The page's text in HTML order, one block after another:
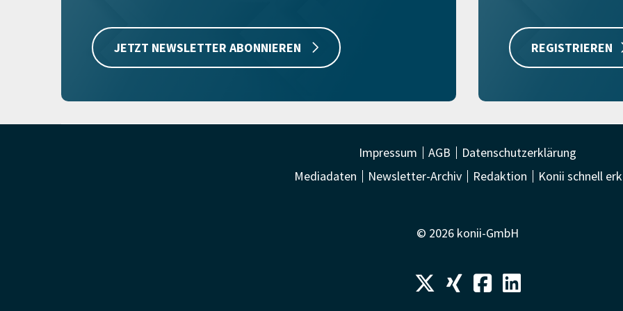
JETZT NEWSLETTER ABONNIEREN REGISTRIEREN
Impressum AGB
Datenschutzerklärung
Mediadaten
Newsletter-Archiv Redaktion Konii schnell
© 2026 konii-GmbH